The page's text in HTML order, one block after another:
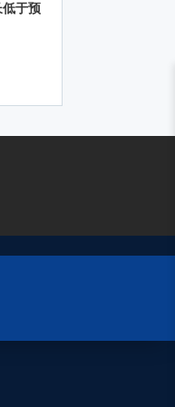
于预